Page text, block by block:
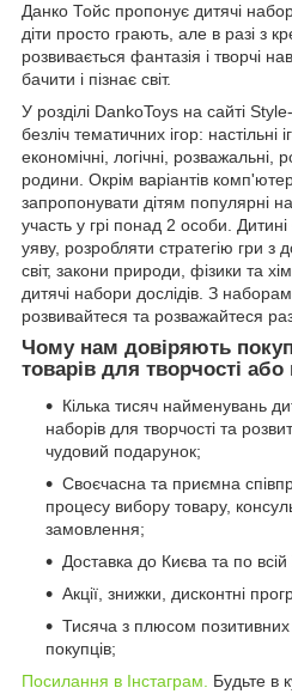
Данко Тойс пропонує дитячі
діти просто грають, але в разі з
розвивається фантазія і творчі
бачити і пізнає світ.
У розділі DankoToys на сайті
безліч тематичних ігор: настільні
економічні, логічні, розважальні,
родини. Окрім варіантів
запропонувати дітям популярні
участь у грі понад 2 особи.
уяву, розробляти стратегію гри з
світ, закони природи, фізики та
дитячі набори дослідів. З
розвивайтеся та розважайтеся
Чому нам довіряють
товарів для творчості або
Кілька тисяч найменувань
наборів для творчості та
чудовий подарунок;
Своєчасна та приємна
процесу вибору товару,
замовлення;
Доставка до Києва та по всій
Акції, знижки, дисконтні
Тисяча з плюсом позитивних
покупців;
Посилання в Інстаграм. Будьте в